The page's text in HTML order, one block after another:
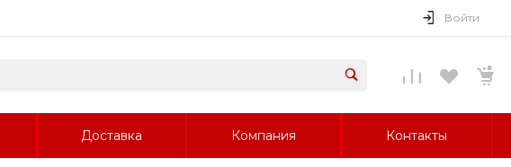
Войти
Доставка Компания Контакты